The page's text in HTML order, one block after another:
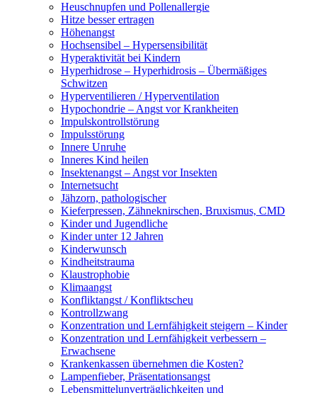
Heuschnupfen und Pollenallergie
Hitze besser ertragen
Höhenangst
Hochsensibel – Hypersensibilität
Hyperaktivität bei Kindern
Hyperhidrose – Hyperhidrosis – Übermäßiges
Schwitzen
Hyperventilieren / Hyperventilation
Hypochondrie – Angst vor Krankheiten
Impulskontrollstörung
Impulsstörung
Innere Unruhe
Inneres Kind heilen
Insektenangst – Angst vor Insekten
Internetsucht
Jähzorn, pathologischer
Kieferpressen, Zähneknirschen, Bruxismus, CMD
Kinder und Jugendliche
Kinder unter 12 Jahren
Kinderwunsch
Kindheitstrauma
Klaustrophobie
Klimaangst
Konfliktangst / Konfliktscheu
Kontrollzwang
Konzentration und Lernfähigkeit steigern – Kinder
Konzentration und Lernfähigkeit verbessern –
Erwachsene
Krankenkassen übernehmen die Kosten?
Lampenfieber, Präsentationsangst
Lebensmittelunverträglichkeiten und